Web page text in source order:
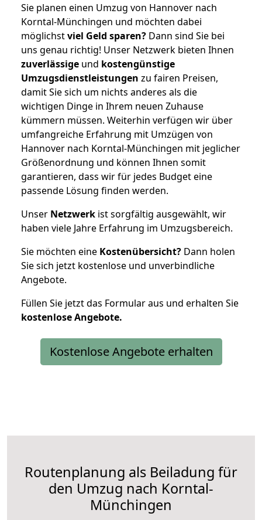
Sie planen einen Umzug von Hannover nach
Korntal-Münchingen und möchten dabei
möglichstviel Geld sparen? Dann sind Sie bei
uns genau richtig! Unser Netzwerk bieten Ihnen
zuverlässige und kostengünstige
Umzugsdienstleistungen zu fairen Preisen,
damit Sie sich um nichts anderes als die
wichtigen Dinge in Ihrem neuen Zuhause
kümmern müssen. Weiterhin verfügen wir über
umfangreiche Erfahrung mit Umzügen von
Hannover nach Korntal-Münchingen mit jeglicher
Größenordnung und können Ihnen somit
garantieren, dass wir für jedes Budget eine
passende Lösung finden werden.
Unser Netzwerk ist sorgfältig ausgewählt, wir
haben viele Jahre Erfahrung im Umzugsbereich.
Sie möchten eine Kostenübersicht? Dann holen
Sie sich jetzt kostenlose und unverbindliche
Angebote.
Füllen Sie jetzt das Formular aus und erhalten Sie
kostenloseAngebote.
Kostenlose Angebote erhalten
Routenplanung als Beiladung für
den Umzug nach Korntal-
Münchingen